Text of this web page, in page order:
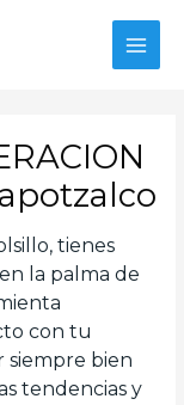
tienes
la palma de
con tu
siempre bien
tendencias y